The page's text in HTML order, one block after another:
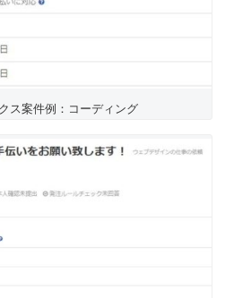
ス案件例：コーディング